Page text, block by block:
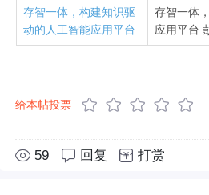
存智一体，构建知识驱
动的人工智能应用平台
存智一体
应用平台
给本帖投票
59 回复 打赏